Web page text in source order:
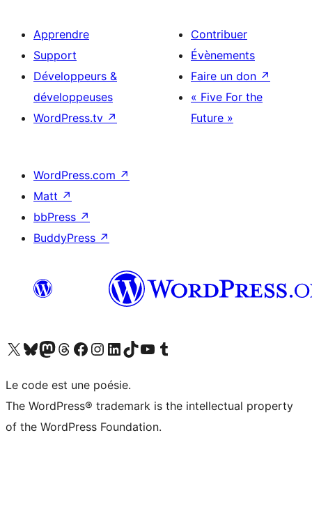
Apprendre
Support
Développeurs &
développeuses
WordPress.tv ↗
Contribuer
Évènements
Faire un don ↗
« Five For the
Future »
WordPress.com ↗
Matt ↗
bbPress ↗
BuddyPress ↗
Visitez notre compte X (précédemment Twitter)
Visiter notre compte Bluesky
Visiter notre compte Mastodon
Visiter notre compte Threads
Consulter notre compte Facebook
Consulter notre compte Instagram
Consulter notre compte LinkedIn
Visiter notre compte TokTok
Visiter notre chaîne YouTube
Visiter notre compte Tumblr
Le code est une poésie.
The WordPress® trademark is the intellectual property
of the WordPress Foundation.